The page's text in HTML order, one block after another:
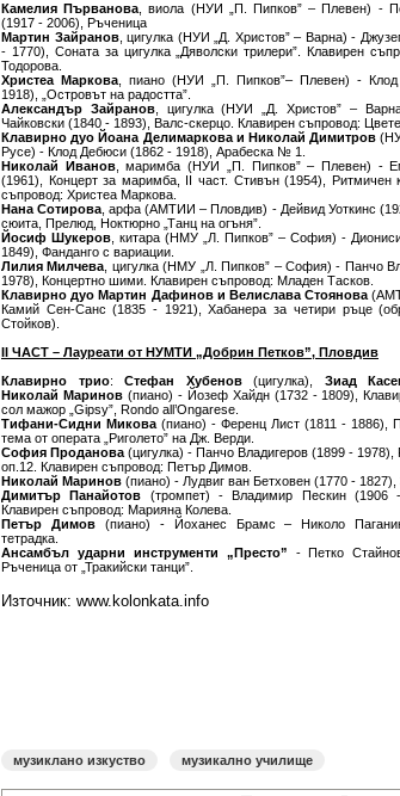
Камелия Първанова , виола (НУИ „П. Пипков” – Плевен) -
(1917 - 2006), Ръченица
Мартин Зайранов, цигулка (НУИ „Д. Христов” – Варна) -
- 1770), Соната за цигулка „Дяволски трилери”. Клавирен
Тодорова.
Христеа Маркова , пиано (НУИ „П. Пипков”– Плевен) -
1918), „Островът на радостта”.
Александър Зайранов, цигулка (НУИ „Д. Христов” –
Чайковски (1840 - 1893), Валс-скерцо. Клавирен съпровод:
Клавирно дуо Йоана Делимаркова и Николай Димитров
Русе) - Клод Дебюси (1862 - 1918), Арабеска № 1.
Николай Иванов, маримба (НУИ „П. Пипков” – Плевен) -
(1961), Концерт за маримба, ІІ част. Стивън (1954), Ритмичен
съпровод: Христеа Маркова.
Нана Сотирова , арфа (АМТИИ – Пловдив) - Дейвид Уоткинс
сюита, Прелюд, Ноктюрно „Танц на огъня”.
Йосиф Шукеров , китара (НМУ „Л. Пипков” – София) -
1849), Фанданго с вариации.
Лилия Милчева , цигулка (НМУ „Л. Пипков” – София) - Панчо
1978), Концертно шими. Клавирен съпровод: Младен Тасков.
Клавирно дуо Мартин Дафинов и Велислава Стоянова
Камий Сен-Санс (1835 - 1921), Хабанера за четири ръце
Стойков).
ІІ ЧАСТ – Лауреати от НУМТИ „Добрин Петков”, Пловдив
Клавирно трио:Стефан Хубенов(цигулка), Зиад
Николай Маринов(пиано) - Йозеф Хайдн (1732 - 1809),
сол мажор „Gipsy”, Rondo all’Ongarese.
Тифани-Сидни Микова (пиано) - Ференц Лист (1811 - 1886),
тема от операта „Риголето” на Дж. Верди.
София Проданова (цигулка) - Панчо Владигеров (1899 - 1978),
оп.12. Клавирен съпровод: Петър Димов.
Николай Маринов (пиано) - Лудвиг ван Бетховен (1770 - 1827),
Димитър Панайотов (тромпет) - Владимир Пескин (1906
Клавирен съпровод: Марияна Колева.
Петър Димов (пиано) - Йоханес Брамс – Николо
тетрадка.
Ансамбъл ударни инструменти „Престо” - Петко
Ръченица от „Тракийски танци”.
Източник: www.kolonkata.info
музиклано изкуство музикално училище